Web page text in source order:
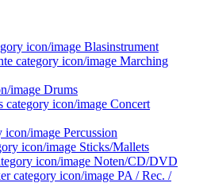
Blasinstrument
Marching
Drums
Concert
Percussion
Sticks/Mallets
Noten/CD/DVD
PA / Rec. /